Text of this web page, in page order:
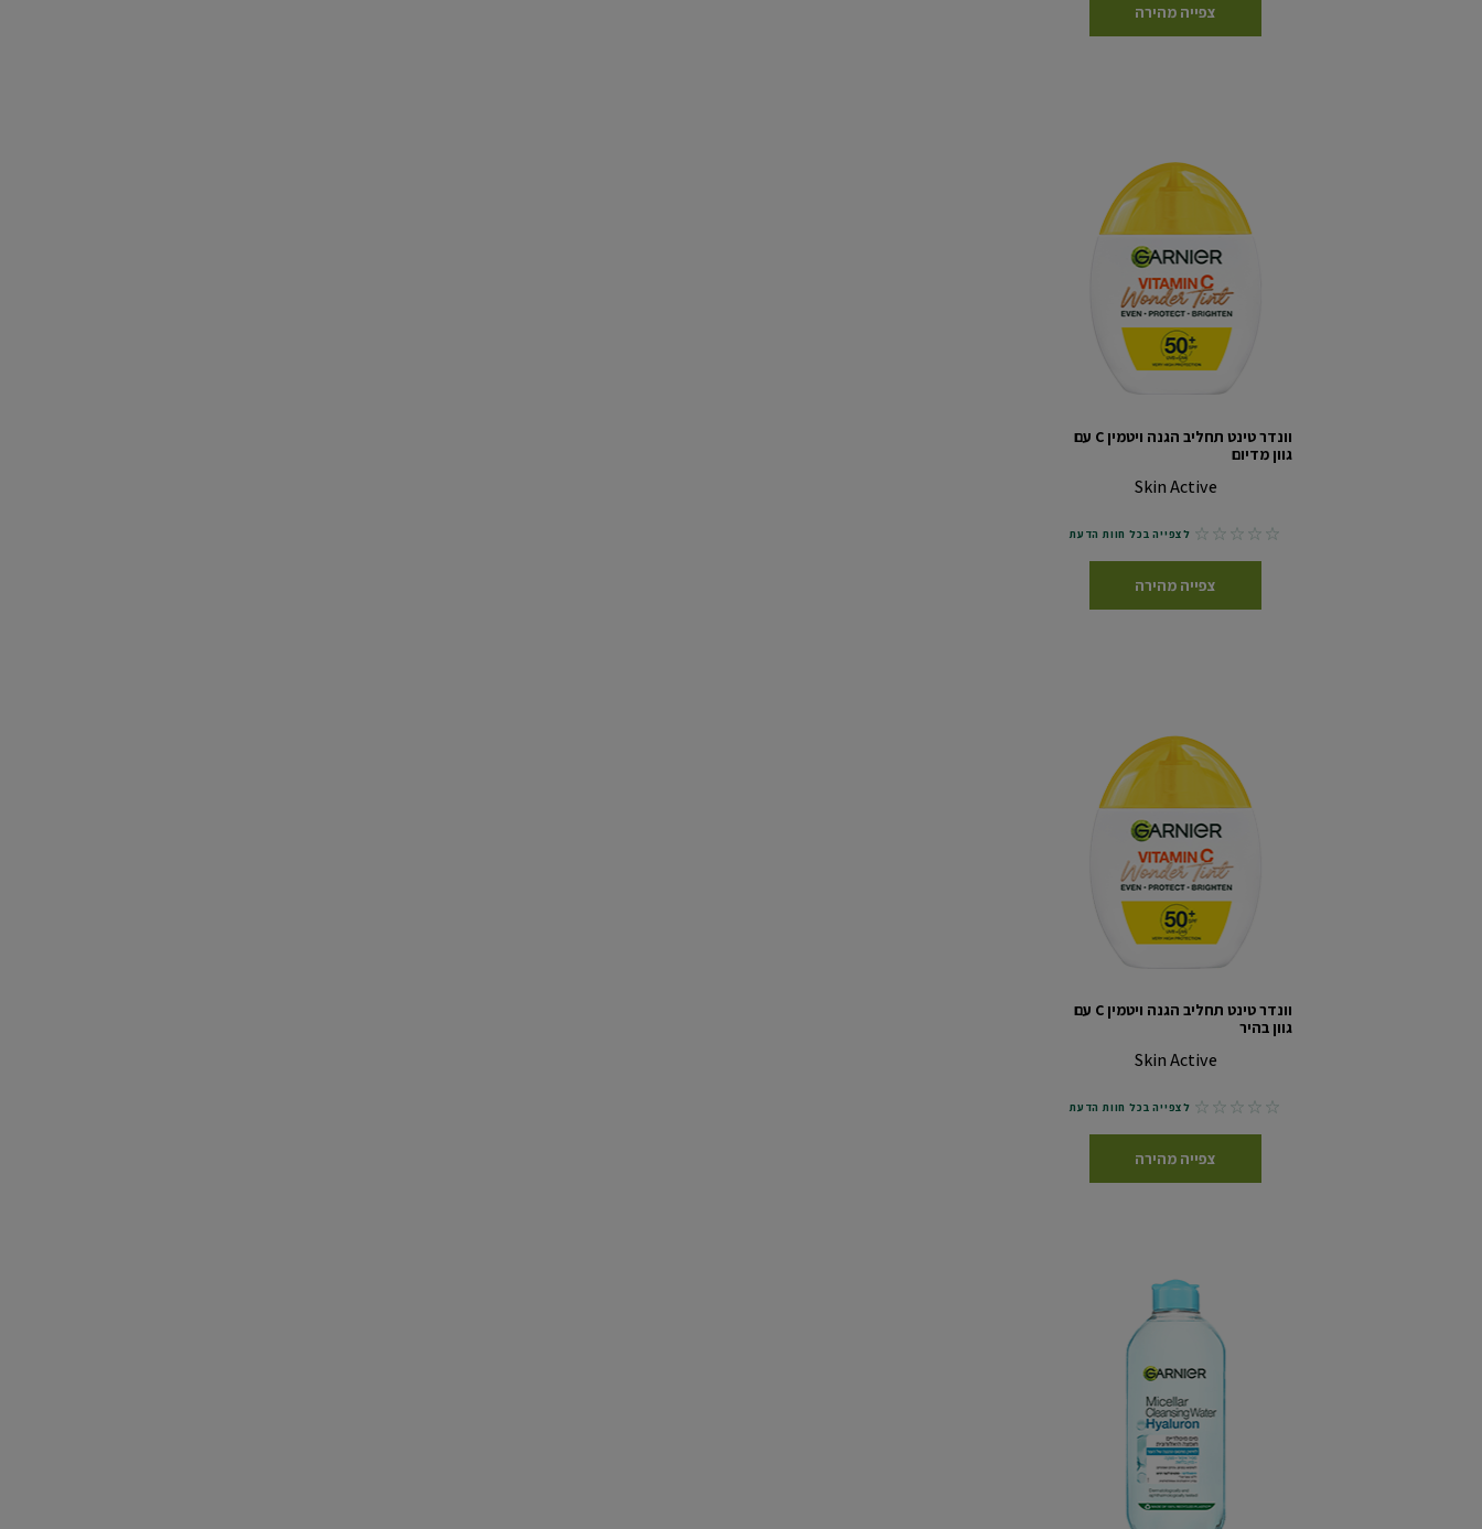
צפייה מהירה
וונדר טינט תחליב הגנה ויטמין C עם
גוון מדיום
Skin Active
No reviews לצפייה בכל חוות הדעת
צפייה מהירה
וונדר טינט תחליב הגנה ויטמין C עם
גוון בהיר
Skin Active
No reviews לצפייה בכל חוות הדעת
צפייה מהירה